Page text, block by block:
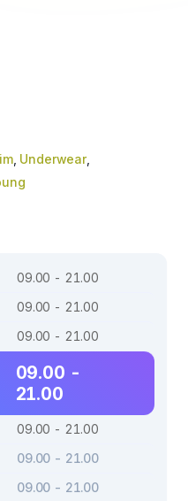
, Underwear,
09.00 - 21.00
09.00 - 21.00
09.00 - 21.00
09.00 -
21.00
09.00 - 21.00
09.00 - 21.00
09.00 - 21.00